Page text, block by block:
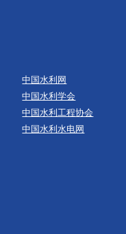
中国水利网
中国水利学会
中国水利工程协会
中国水利水电网